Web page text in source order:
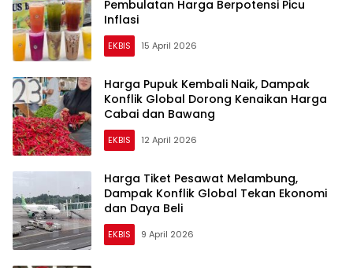
Pembulatan Harga Berpotensi Picu
Inflasi
EKBIS 15 April 2026
Harga Pupuk Kembali Naik, Dampak
Konflik Global Dorong Kenaikan Harga
Cabai dan Bawang
EKBIS 12 April 2026
Harga Tiket Pesawat Melambung,
Dampak Konflik Global Tekan Ekonomi
dan Daya Beli
EKBIS 9 April 2026